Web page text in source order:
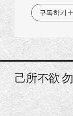
구독하기
己所不欲